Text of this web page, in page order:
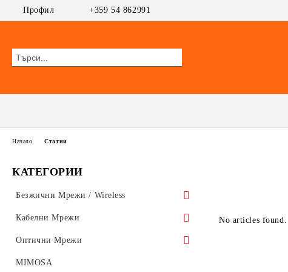
Профил +359 54 862991
КАТЕГОРИИ
Безжични Мрежи / Wireless
Безжични Устройства АП/Клиент
MikroTik
Ubiquiti AirMAX
WiFi AP
UniFi Ubiquiti
Безжични Рутери
Кабелни Мрежи
Суичове
ПОЕ Суичове
Оптични Мрежи
GEPON
MIMOSA
Начало Статии
No articles found.